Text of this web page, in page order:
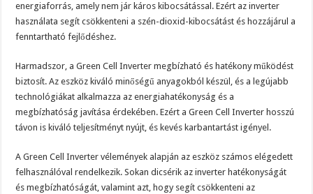
energiaforrás, amely nem jár káros kibocsátással. Ezért az inverter
használata segít csökkenteni a szén-dioxid-kibocsátást és hozzájárul a
fenntartható fejlődéshez.
Harmadszor, a Green Cell Inverter megbízható és hatékony működést
biztosít. Az eszköz kiváló minőségű anyagokból készül, és a legújabb
technológiákat alkalmazza az energiahatékonyság és a
megbízhatóság javítása érdekében. Ezért a Green Cell Inverter hosszú
távon is kiváló teljesítményt nyújt, és kevés karbantartást igényel.
A Green Cell Inverter vélemények alapján az eszköz számos elégedett
felhasználóval rendelkezik. Sokan dicsérik az inverter hatékonyságát
és megbízhatóságát, valamint azt, hogy segít csökkenteni az